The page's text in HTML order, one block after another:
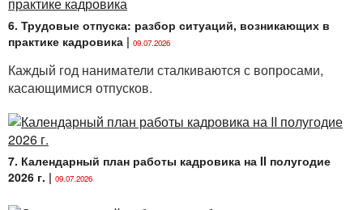
6. Трудовые отпуска: разбор ситуаций, возникающих в
практике кадровика | 09.07.2026
Каждый год наниматели сталкиваются с вопросами,
касающимися отпусков.
7. Календарный план работы кадровика на II полугодие
2026 г. | 09.07.2026